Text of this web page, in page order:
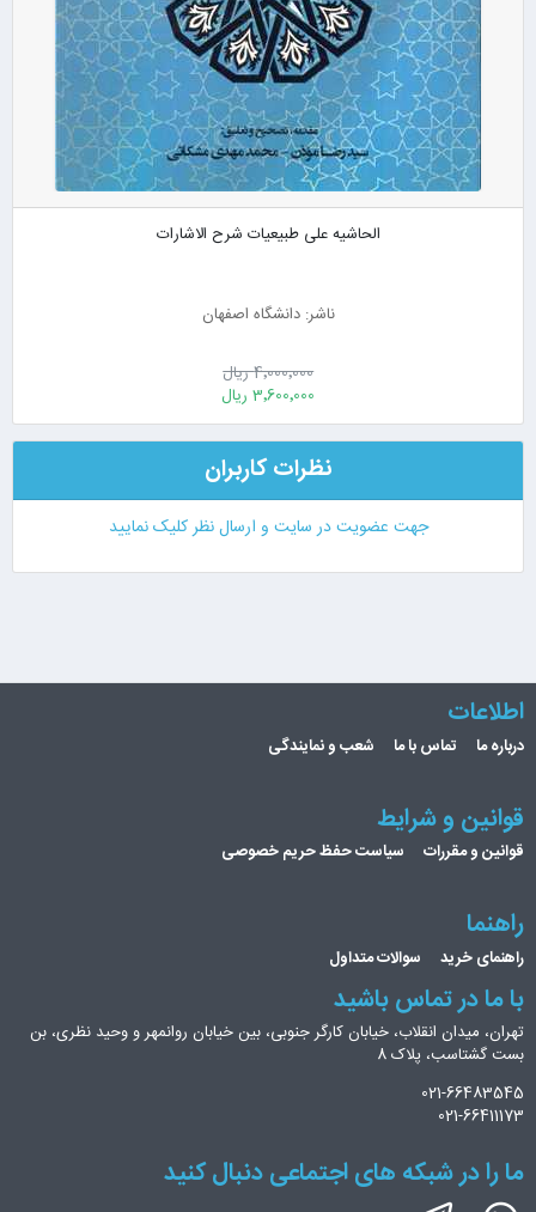
الحاشیه علی طبیعیات شرح الاشارات
ناشر: دانشگاه اصفهان
4٬000٬000 ریال
3٬600٬000 ریال
نظرات کاربران
جهت عضویت در سایت و ارسال نظر کلیک نمایید
اطلاعات
درباره ما تماس با ما شعب و نمایندگی
قوانین و شرایط
قوانین و مقررات سیاست حفظ حریم خصوصی
راهنما
راهنمای خرید سوالات متداول
با ما در تماس باشید
تهران، میدان انقلاب، خیابان کارگر جنوبی، بین خیابان روانمهر و وحید نظری، بن
بست گشتاسب، پلاک 8
021-66483545
021-66411173
ما را در شبکه های اجتماعی دنبال کنید